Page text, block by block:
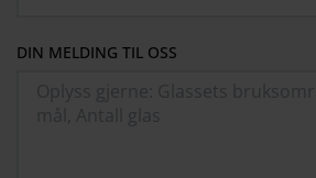
DIN MELDING TIL OSS